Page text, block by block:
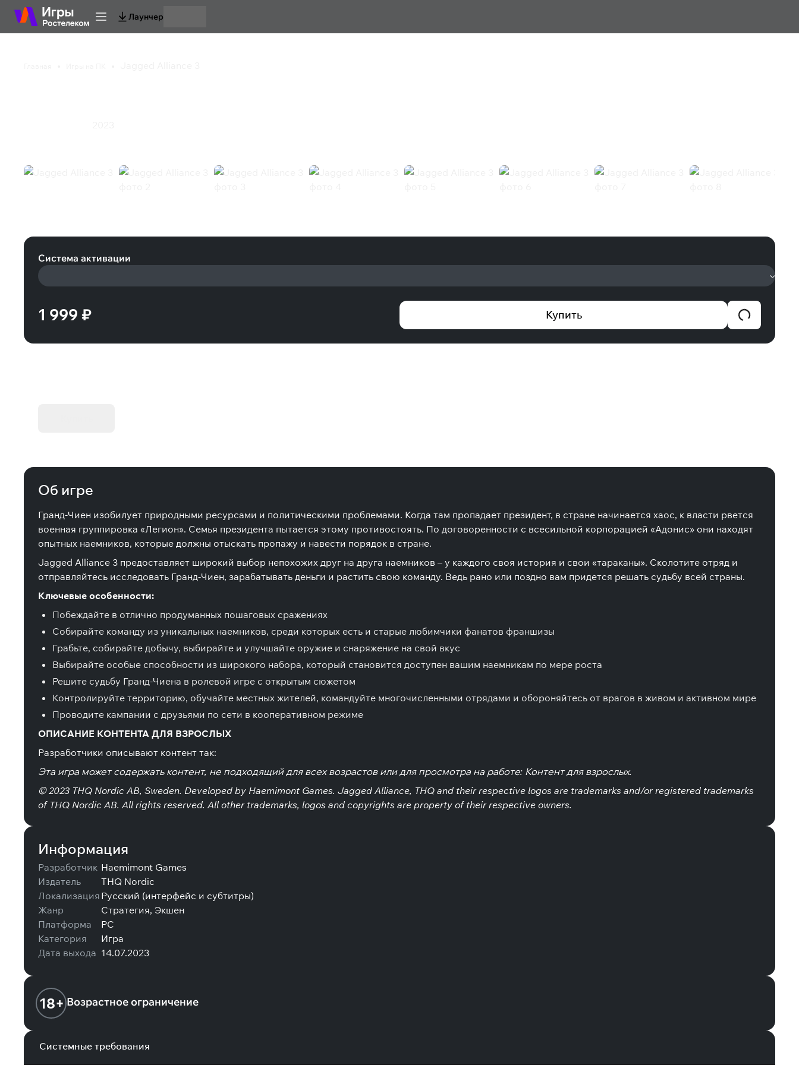
Лаунчер
Система активации
1 999 ₽ Купить
Об игре
Гранд-Чиен изобилует природными ресурсами и политическими проблемами. Когда там пропадает президент, в стране начинается хаос, к власти рвется
военная группировка «Легион». Семья президента пытается этому противостоять. По договоренности с всесильной корпорацией «Адонис» они находят
опытных наемников, которые должны отыскать пропажу и навести порядок в стране.
Jagged Alliance 3 предоставляет широкий выбор непохожих друг на друга наемников – у каждого своя история и свои «тараканы». Сколотите отряд и
отправляйтесь исследовать Гранд-Чиен, зарабатывать деньги и растить свою команду. Ведь рано или поздно вам придется решать судьбу всей страны.
Ключевые особенности:
Побеждайте в отлично продуманных пошаговых сражениях
Собирайте команду из уникальных наемников, среди которых есть и старые любимчики фанатов франшизы
Грабьте, собирайте добычу, выбирайте и улучшайте оружие и снаряжение на свой вкус
Выбирайте особые способности из широкого набора, который становится доступен вашим наемникам по мере роста
Решите судьбу Гранд-Чиена в ролевой игре с открытым сюжетом
Контролируйте территорию, обучайте местных жителей, командуйте многочисленными отрядами и обороняйтесь от врагов в живом и активном мире
Проводите кампании с друзьями по сети в кооперативном режиме
ОПИСАНИЕ КОНТЕНТА ДЛЯ ВЗРОСЛЫХ
Разработчики описывают контент так:
Эта игра может содержать контент, не подходящий для всех возрастов или для просмотра на работе: Контент для взрослых.
© 2023 THQ Nordic AB, Sweden. Developed by Haemimont Games. Jagged Alliance, THQ and their respective logos are trademarks and/or registered trademarks
of THQ Nordic AB. All rights reserved. All other trademarks, logos and copyrights are property of their respective owners.
Информация
Разработчик Haemimont Games
Издатель
THQ Nordic
Локализация Русский (интерфейс и субтитры)
Жанр
Стратегия, Экшен
Платформа
PC
Категория
Игра
Дата выхода 14.07.2023
18+ Возрастное ограничение
Системные требования